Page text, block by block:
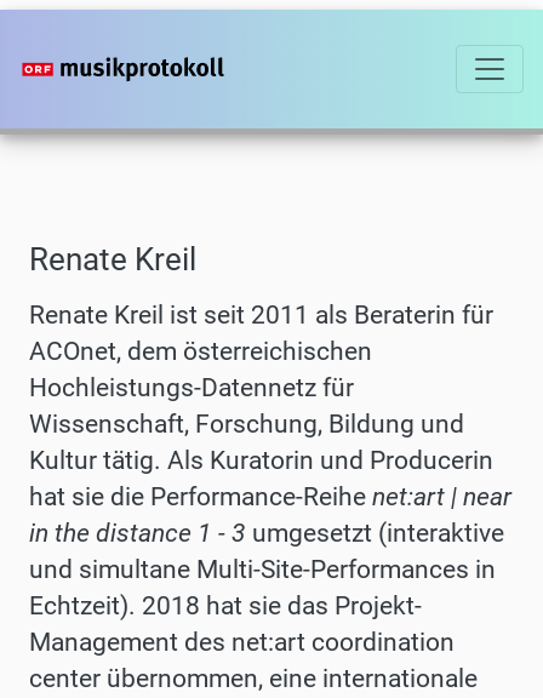
Direkt
zum
Renate Kreil
Renate Kreil ist seit 2011 als Beraterin für
ACOnet, dem österreichischen
Hochleistungs-Datennetz für
Wissenschaft, Forschung, Bildung und
Kultur tätig. Als Kuratorin und Producerin
hat sie die Performance-Reihe net:art | near
in the distance 1 - 3 umgesetzt (interaktive
und simultane Multi-Site-Performances in
Echtzeit). 2018 hat sie das Projekt-
Management des net:art coordination
center übernommen, eine internationale